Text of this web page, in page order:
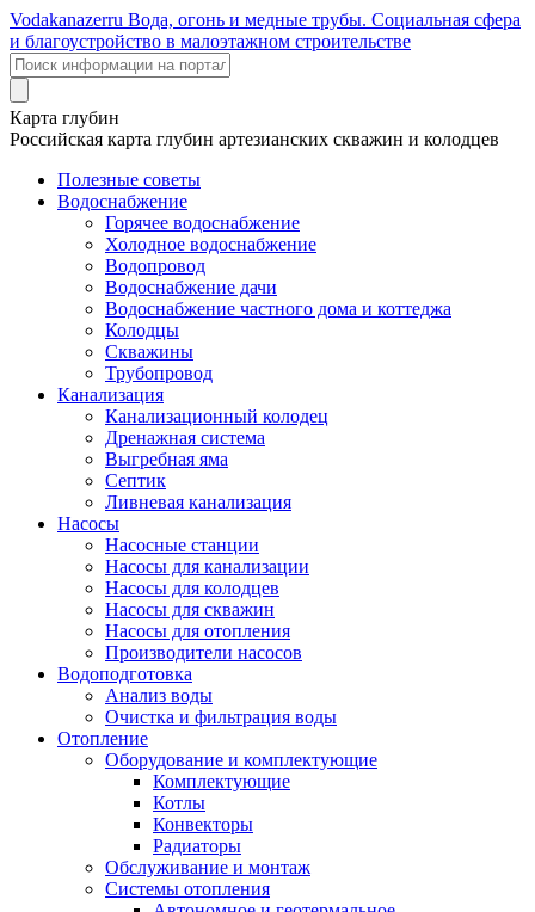
Vodakanazerru Вода, огонь и медные трубы. Социальная сфера
и благоустройство в малоэтажном строительстве
Карта глубин
Российская карта глубин артезианских скважин и колодцев
Полезные советы
Водоснабжение
Горячее водоснабжение
Холодное водоснабжение
Водопровод
Водоснабжение дачи
Водоснабжение частного дома и коттеджа
Колодцы
Скважины
Трубопровод
Канализация
Канализационный колодец
Дренажная система
Выгребная яма
Септик
Ливневая канализация
Насосы
Насосные станции
Насосы для канализации
Насосы для колодцев
Насосы для скважин
Насосы для отопления
Производители насосов
Водоподготовка
Анализ воды
Очистка и фильтрация воды
Отопление
Оборудование и комплектующие
Комплектующие
Котлы
Конвекторы
Радиаторы
Обслуживание и монтаж
Системы отопления